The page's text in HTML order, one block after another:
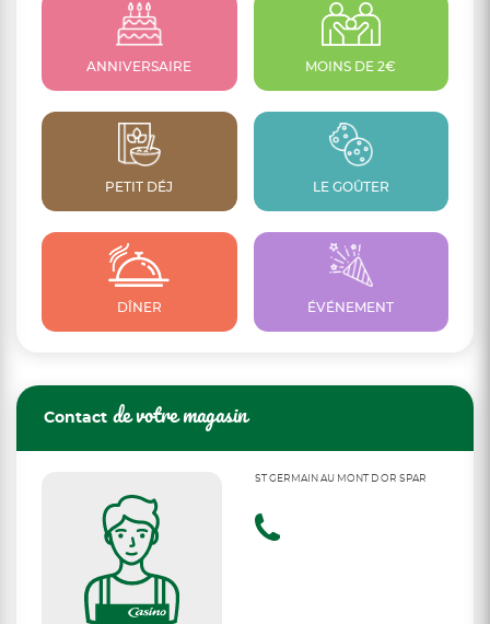
ANNIVERSAIRE MOINS DE 2€
PETIT DÉJ LE GOÛTER
DÎNER ÉVÉNEMENT
Contact de votre magasin
ST GERMAIN AU MONT D OR SPAR